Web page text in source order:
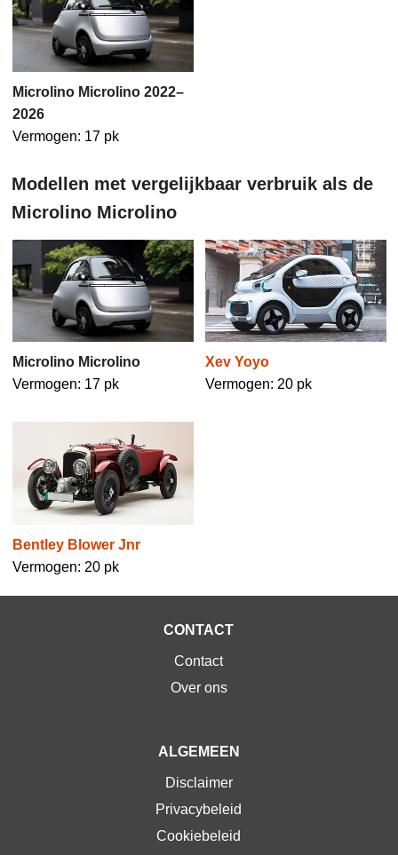
Microlino Microlino 2022–
2026
Vermogen: 17 pk
Modellen met vergelijkbaar verbruik als de
Microlino Microlino
Microlino Microlino
Vermogen: 17 pk
Xev Yoyo
Vermogen: 20 pk
Bentley Blower Jnr
Vermogen: 20 pk
CONTACT
Contact
Over ons
ALGEMEEN
Disclaimer
Privacybeleid
Cookiebeleid